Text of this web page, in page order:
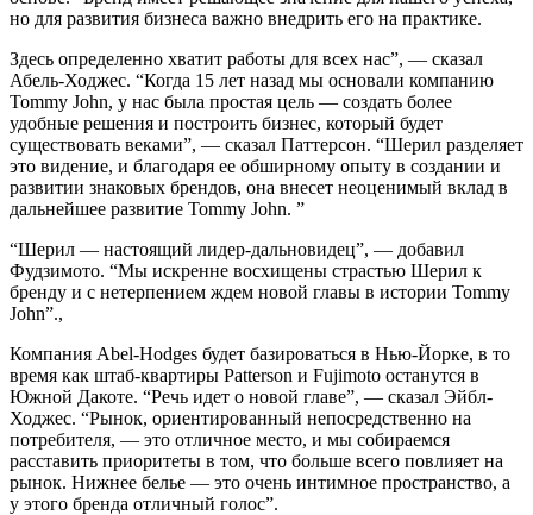
но для развития бизнеса важно внедрить его на практике.
Здесь определенно хватит работы для всех нас”, — сказал
Абель-Ходжес. “Когда 15 лет назад мы основали компанию
Tommy John, у нас была простая цель — создать более
удобные решения и построить бизнес, который будет
существовать веками”, — сказал Паттерсон. “Шерил разделяет
это видение, и благодаря ее обширному опыту в создании и
развитии знаковых брендов, она внесет неоценимый вклад в
дальнейшее развитие Tommy John. ”
“Шерил — настоящий лидер-дальновидец”, — добавил
Фудзимото. “Мы искренне восхищены страстью Шерил к
бренду и с нетерпением ждем новой главы в истории Tommy
John”.,
Компания Abel-Hodges будет базироваться в Нью-Йорке, в то
время как штаб-квартиры Patterson и Fujimoto останутся в
Южной Дакоте. “Речь идет о новой главе”, — сказал Эйбл-
Ходжес. “Рынок, ориентированный непосредственно на
потребителя, — это отличное место, и мы собираемся
расставить приоритеты в том, что больше всего повлияет на
рынок. Нижнее белье — это очень интимное пространство, а
у этого бренда отличный голос”.